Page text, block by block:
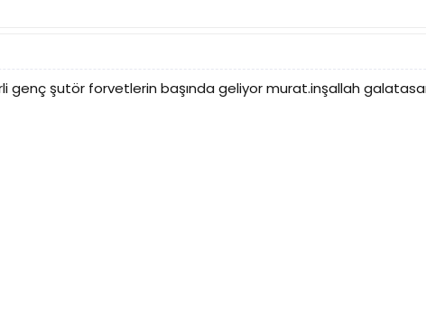
genç şutör forvetlerin başında geliyor murat.inşallah